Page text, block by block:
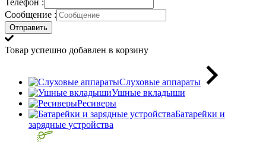
Телефон :
Сообщение :
Отправить
Товар успешно добавлен в корзину
Слуховые аппараты
Ушные вкладыши
Ресиверы
Батарейки и
зарядные устройства